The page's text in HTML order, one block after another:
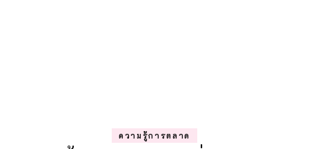
ความรู้การตลาด